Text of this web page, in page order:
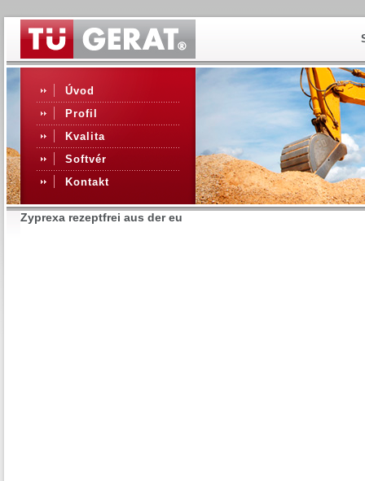
Úvod
Profil
Kvalita
Softvér
Kontakt
Zyprexa rezeptfrei aus der eu